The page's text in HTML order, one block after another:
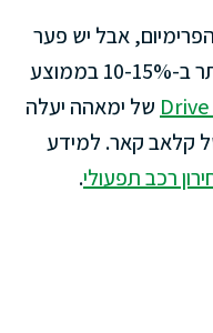
אבל יש פער
מחירים לא מבוטל. ימאהה זולה יותר ב-10-15% בממוצע
Drive של ימאהה יעלה
קלאב קאר. למידע
רכב תפעולי.